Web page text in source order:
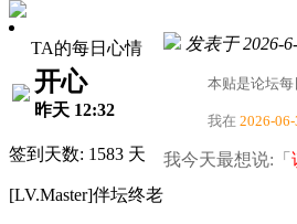
TA的每日心情
开心
昨天 12:32
签到天数: 1583 天
[LV.Master]伴坛终老
发表于 2026-
本贴是论坛每
我在 2026-
我今天最想说:「